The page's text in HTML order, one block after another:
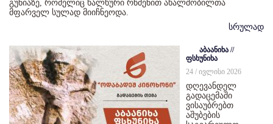
გუნიაზე, რომელიც ხალხური რწმენით ახალშობილთა
მფარველ სულად მიიჩნეოდა.
სრულად
აბაანიხა //
ფსხუნიხა
24 / ივლისი 2026
დღევანდელ
გადაცემაში
ვისაუბრებთ
აშუბების